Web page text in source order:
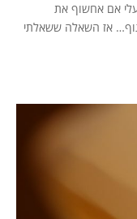
אם אחשוף את
אז השאלה ששאלתי